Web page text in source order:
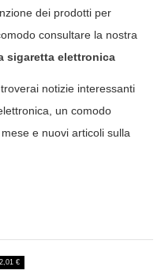
dei prodotti per
consultare la nostra
sigaretta elettronica
notizie interessanti
un comodo
e nuovi articoli sulla
€